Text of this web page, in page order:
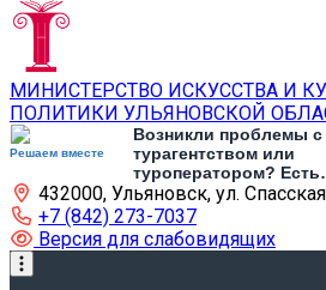
МИНИСТЕРСТВО ИСКУССТВА И
ПОЛИТИКИ УЛЬЯНОВСКОЙ
Решаем вместе
Возникли проблемы с
турагентством или
туроператором? Есть
предложения по
туризма и
инфраструктуры?
этом
432000, Ульяновск, ул.
+7 (842) 273-7037
Версия для слабовидящих